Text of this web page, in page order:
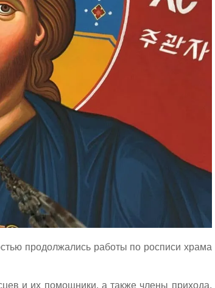
продолжались работы по росписи храма
и их помощники, а также члены прихода,